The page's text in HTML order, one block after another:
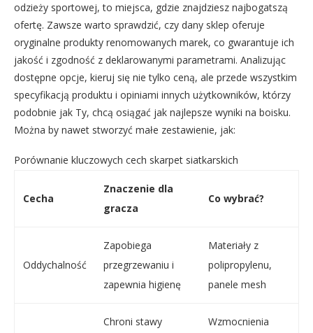
odzieży sportowej, to miejsca, gdzie znajdziesz najbogatszą
ofertę. Zawsze warto sprawdzić, czy dany sklep oferuje
oryginalne produkty renomowanych marek, co gwarantuje ich
jakość i zgodność z deklarowanymi parametrami. Analizując
dostępne opcje, kieruj się nie tylko ceną, ale przede wszystkim
specyfikacją produktu i opiniami innych użytkowników, którzy
podobnie jak Ty, chcą osiągać jak najlepsze wyniki na boisku.
Można by nawet stworzyć małe zestawienie, jak:
Porównanie kluczowych cech skarpet siatkarskich
Cecha
Znaczenie dla
gracza
Co wybrać?
Oddychalność
Zapobiega
przegrzewaniu i
zapewnia higienę
Materiały z
polipropylenu,
panele mesh
Chroni stawy
Wzmocnienia